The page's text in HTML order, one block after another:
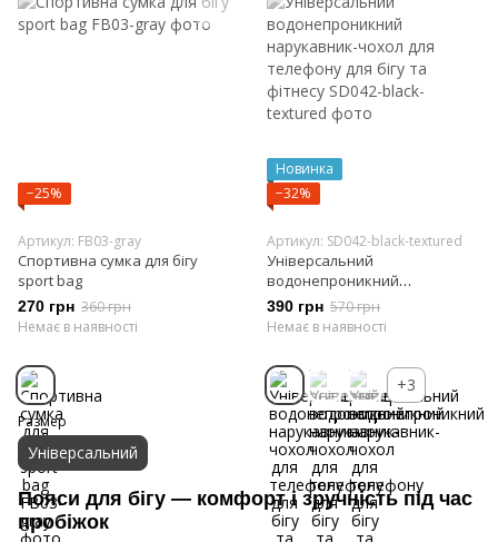
−25%
Артикул: FB03-gray
Cпортивна сумка для бігу
sport bag
270 грн 360 грн
Немає в наявності
Размер
Універсальний
Новинка
−32%
Артикул: SD042-black-textured
Універсальний
водонепроникний
нарукавник-чохол для
телефону для бігу та фітнесу
390 грн 570 грн
Немає в наявності
+3
Пояси для бігу — комфорт і зручність під час
пробіжок